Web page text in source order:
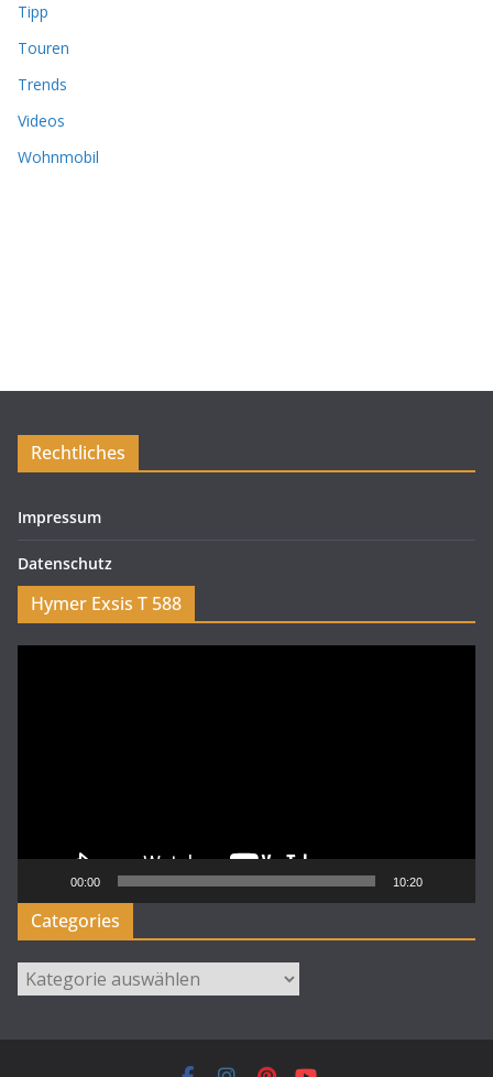
Tipp
Touren
Trends
Videos
Wohnmobil
Rechtliches
Impressum
Datenschutz
Hymer Exsis T 588
00:00 10:20
Categories
Categories